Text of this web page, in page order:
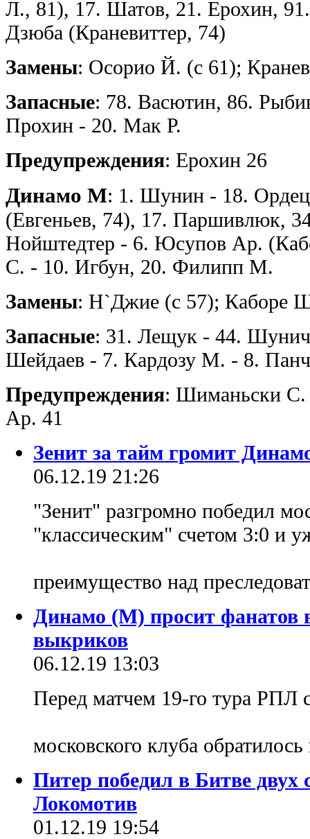
Л., 81), 17. Шатов, 21. Ерохин,
Дзюба (Краневиттер, 74)
Замены: Осорио Й. (с 61);
Запасные: 78. Васютин, 86.
Прохин - 20. Мак Р.
Предупреждения: Ерохин 26
Динамо М: 1. Шунин - 18.
(Евгеньев, 74), 17. Паршивлюк,
Нойштедтер - 6. Юсупов Ар.
С. - 10. Игбун, 20. Филипп М.
Замены: Н`Джие (с 57); Каборе
Запасные: 31. Лещук - 44.
Шейдаев - 7. Кардозу М. - 8.
Предупреждения: Шиманьски
Ар. 41
Зенит за тайм громит
06.12.19 21:26
"Зенит" разгромно победил
"классическим" счетом 3:0 и
преимущество над
Динамо (М) просит фанатов
выкриков
06.12.19 13:03
Перед матчем 19-го тура РПЛ
московского клуба
Питер победил в Битве
Локомотив
01.12.19 19:54